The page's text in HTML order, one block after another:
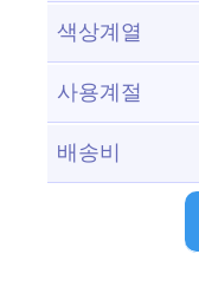
색상계열
사용계절
배송비